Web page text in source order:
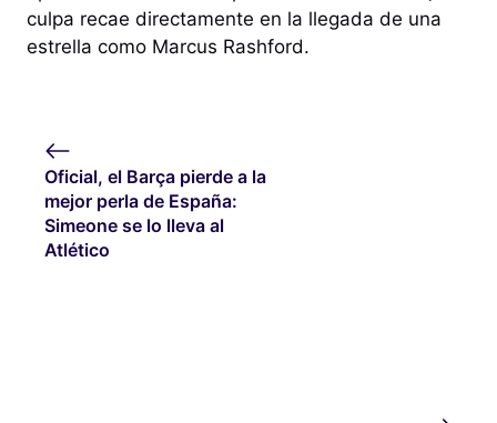
culpa recae directamente en la llegada de una
estrella como Marcus Rashford.
Oficial, el Barça pierde a la
mejor perla de España:
Simeone se lo lleva al
Atlético